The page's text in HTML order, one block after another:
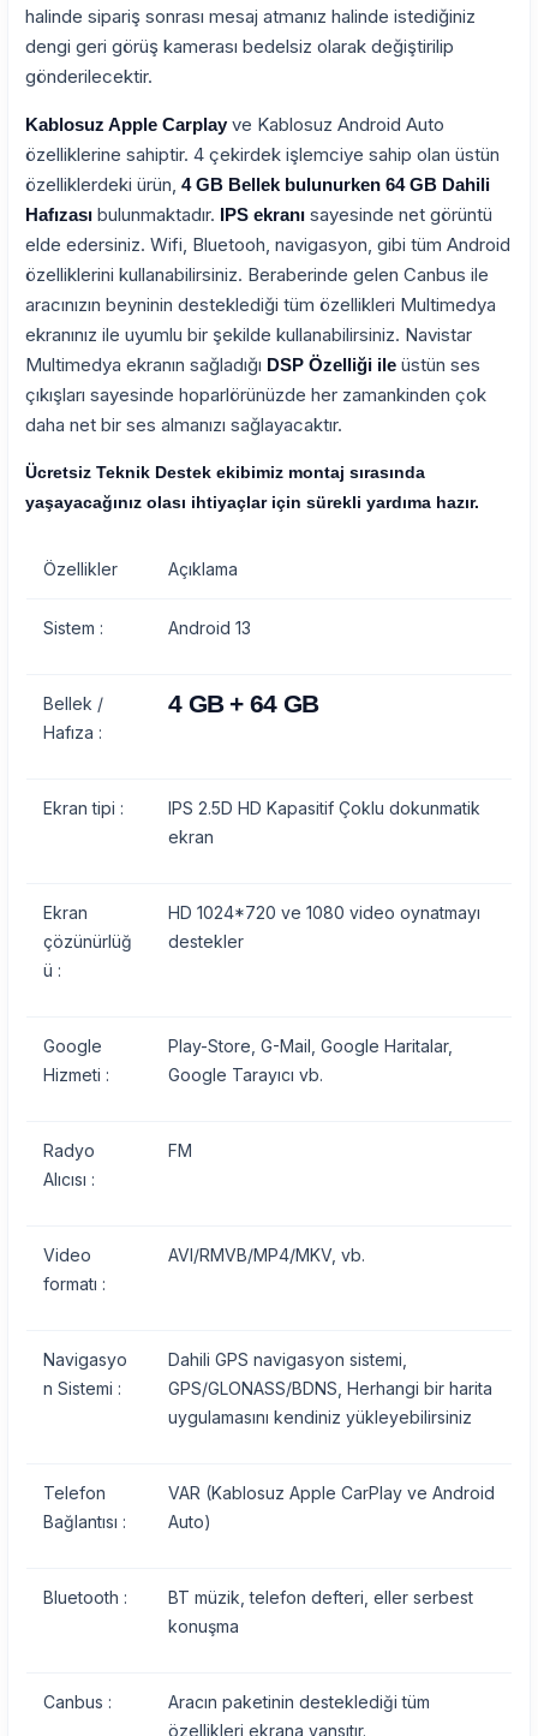
halinde sipariş sonrası mesaj atmanız halinde istediğiniz
dengi geri görüş kamerası bedelsiz olarak değiştirilip
gönderilecektir.
Kablosuz Apple Carplay ve Kablosuz Android Auto
özelliklerine sahiptir. 4 çekirdek işlemciye sahip olan üstün
özelliklerdeki ürün, 4 GB Bellek bulunurken 64 GB Dahili
Hafızası bulunmaktadır. IPS ekranı sayesinde net görüntü
elde edersiniz. Wifi, Bluetooh, navigasyon, gibi tüm Android
özelliklerini kullanabilirsiniz. Beraberinde gelen Canbus ile
aracınızın beyninin desteklediği tüm özellikleri Multimedya
ekranınız ile uyumlu bir şekilde kullanabilirsiniz. Navistar
Multimedya ekranın sağladığı DSP Özelliği ile üstün ses
çıkışları sayesinde hoparlörünüzde her zamankinden çok
daha net bir ses almanızı sağlayacaktır.
Ücretsiz Teknik Destek ekibimiz montaj sırasında
yaşayacağınız olası ihtiyaçlar için sürekli yardıma hazır.
Özellikler Açıklama
Sistem : Android 13
Bellek /
Hafıza :
4 GB + 64 GB
Ekran tipi :
IPS 2.5D HD Kapasitif Çoklu dokunmatik
ekran
Ekran
çözünürlüğ
ü :
HD 1024*720 ve 1080 video oynatmayı
destekler
Google
Hizmeti :
Play-Store, G-Mail, Google Haritalar,
Google Tarayıcı vb.
Radyo
Alıcısı :
FM
Video
formatı :
AVI/RMVB/MP4/MKV, vb.
Navigasyo
n Sistemi :
Dahili GPS navigasyon sistemi,
GPS/GLONASS/BDNS, Herhangi bir harita
uygulamasını kendiniz yükleyebilirsiniz
Telefon
Bağlantısı :
VAR (Kablosuz Apple CarPlay ve Android
Auto)
Bluetooth :
BT müzik, telefon defteri, eller serbest
konuşma
Canbus :
Aracın paketinin desteklediği tüm
özellikleri ekrana yansıtır.